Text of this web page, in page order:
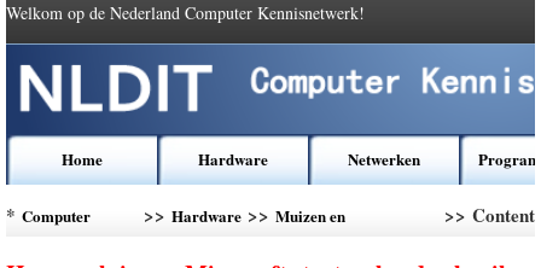
Welkom op de Nederland Computer Kennisnetwerk!
Home Hardware Netwerken
* Computer
>> Hardware>> Muizen en
>> Content